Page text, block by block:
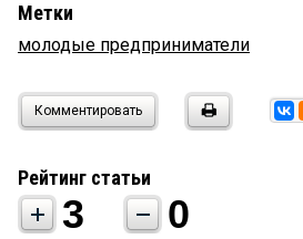
Метки
молодые предприниматели
Комментировать
Рейтинг статьи
3 0